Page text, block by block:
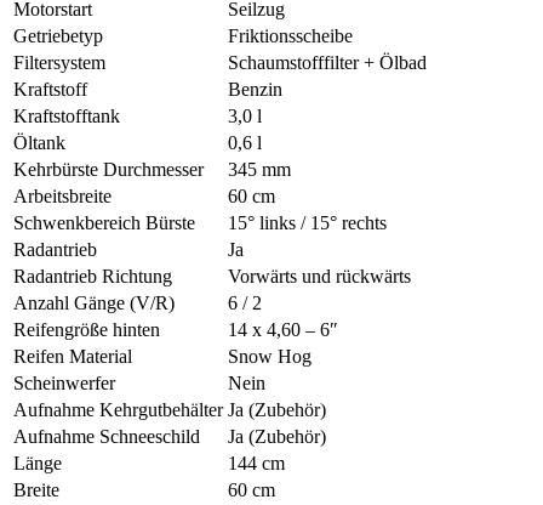
Motorstart
Seilzug
Getriebetyp
Friktionsscheibe
Filtersystem
Schaumstofffilter + Ölbad
Kraftstoff
Benzin
Kraftstofftank
3,0 l
Öltank
0,6 l
Kehrbürste Durchmesser
345 mm
Arbeitsbreite
60 cm
Schwenkbereich Bürste
15° links / 15° rechts
Radantrieb
Ja
Radantrieb Richtung
Vorwärts und rückwärts
Anzahl Gänge (V/R)
6 / 2
Reifengröße hinten
14 x 4,60 – 6″
Reifen Material
Snow Hog
Scheinwerfer
Nein
Aufnahme Kehrgutbehälter Ja (Zubehör)
Aufnahme Schneeschild
Ja (Zubehör)
Länge
144 cm
Breite
60 cm